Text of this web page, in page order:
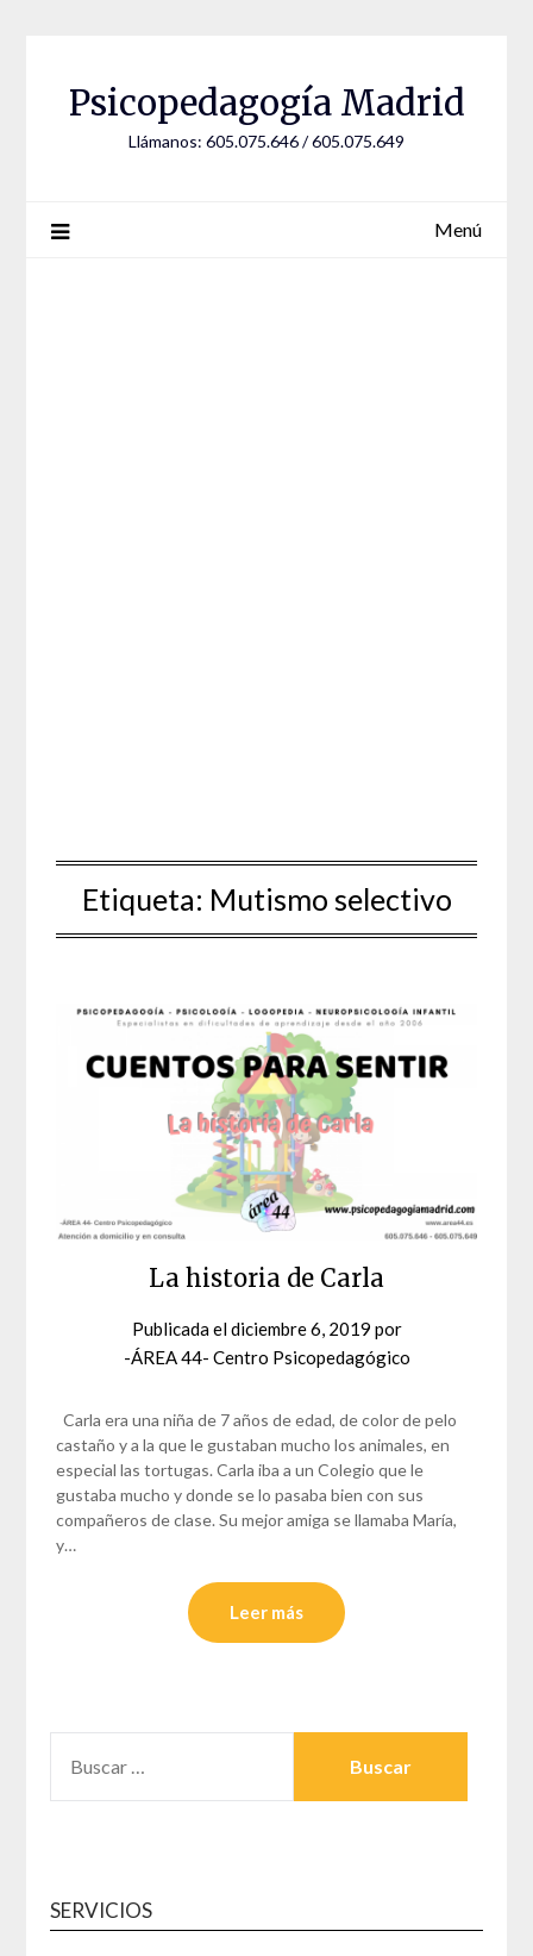
Psicopedagogía Madrid
Llámanos: 605.075.646 / 605.075.649
Menú
Etiqueta: Mutismo selectivo
La historia de Carla
Publicada eldiciembre 6, 2019 por
-ÁREA 44- Centro Psicopedagógico
Carla era una niña de 7 años de edad, de color de pelo
castaño y a la que le gustaban mucho los animales, en
especial las tortugas. Carla iba a un Colegio que le
gustaba mucho y donde se lo pasaba bien con sus
compañeros de clase. Su mejor amiga se llamaba María,
y…
Leer más
SERVICIOS